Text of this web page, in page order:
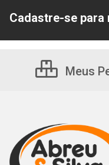
Cadastre-se
Meus